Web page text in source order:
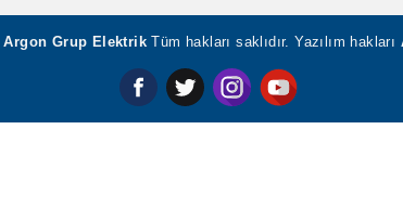
Argon Grup Elektrik Tüm hakları saklıdır. Yazılım hakları